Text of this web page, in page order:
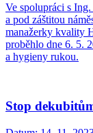
Ve spolupráci s
a pod záštitou
manažerky kvality
proběhlo dne 6. 5.
a hygieny rukou.
Stop